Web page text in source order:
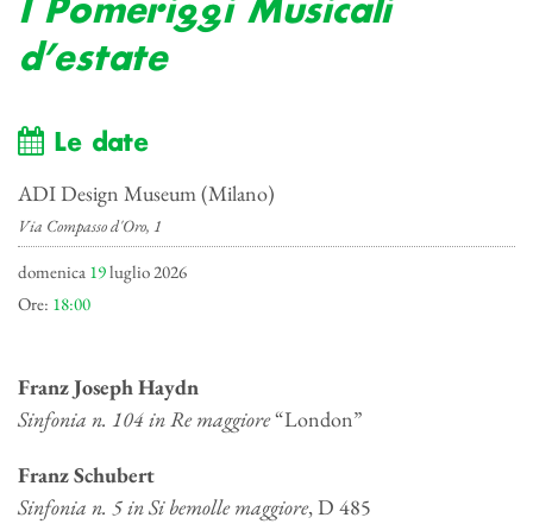
I Pomeriggi Musicali
d’estate
Le date
ADI Design Museum (Milano)
Via Compasso d'Oro, 1
domenica 19luglio 2026
Ore: 18:00
Franz Joseph Haydn
Sinfonia n. 104 in Re maggiore“London”
Franz Schubert
Sinfonia n. 5 in Si bemolle maggiore, D 485